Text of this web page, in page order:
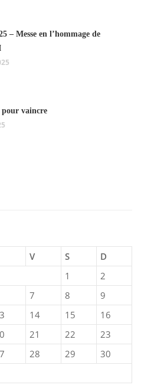
– Messe en l’hommage de
pour vaincre
V S
D
1
2
7 8
9
14 15
16
21 22
23
28 29
30